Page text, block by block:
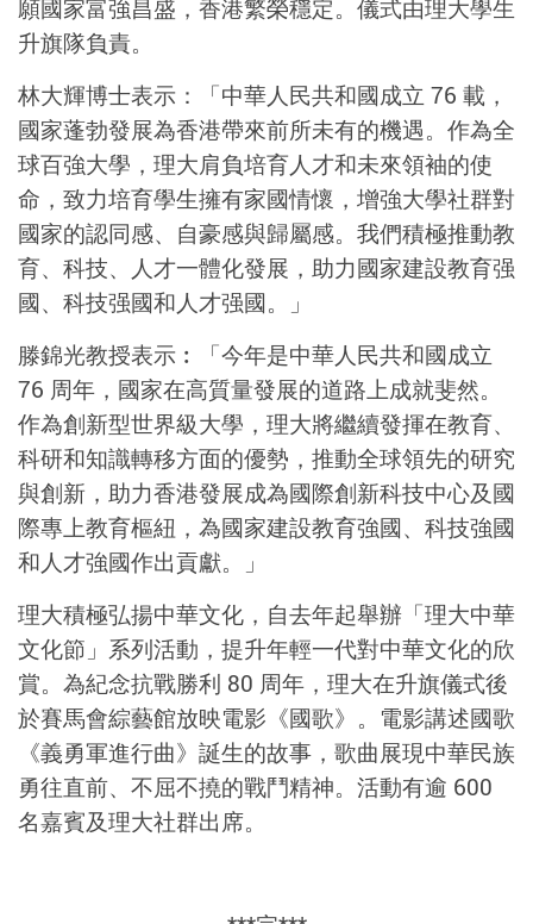
願國家富強昌盛，香港繁榮穩定。儀式由理大學生
升旗隊負責。
林大輝博士表示：「中華人民共和國成立 76 載，
國家蓬勃發展為香港帶來前所未有的機遇。作為全
球百強大學，理大肩負培育人才和未來領袖的使
命，致力培育學生擁有家國情懷，增強大學社群對
國家的認同感、自豪感與歸屬感。我們積極推動教
育、科技、人才一體化發展，助力國家建設教育强
國、科技强國和人才强國。」
滕錦光教授表示︰「今年是中華人民共和國成立
76 周年，國家在高質量發展的道路上成就斐然。
作為創新型世界級大學，理大將繼續發揮在教育、
科研和知識轉移方面的優勢，推動全球領先的研究
與創新，助力香港發展成為國際創新科技中心及國
際專上教育樞紐，為國家建設教育強國、科技強國
和人才強國作出貢獻。」
理大積極弘揚中華文化，自去年起舉辦「理大中華
文化節」系列活動，提升年輕一代對中華文化的欣
賞。為紀念抗戰勝利 80 周年，理大在升旗儀式後
於賽馬會綜藝館放映電影《國歌》。電影講述國歌
《義勇軍進行曲》誕生的故事，歌曲展現中華民族
勇往直前、不屈不撓的戰鬥精神。活動有逾 600
名嘉賓及理大社群出席。